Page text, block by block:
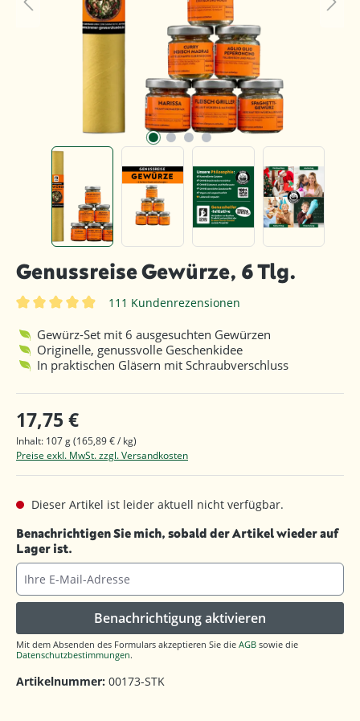
Genussreise Gewürze, 6 Tlg.
111 Kundenrezensionen
Gewürz-Set mit 6 ausgesuchten Gewürzen
Originelle, genussvolle Geschenkidee
In praktischen Gläsern mit Schraubverschluss
17,75 €
Inhalt: 107 g(165,89 € / kg)
Preise exkl. MwSt. zzgl. Versandkosten
Dieser Artikel ist leider aktuell nicht verfügbar.
Benachrichtigen Sie mich, sobald der Artikel wieder auf
Lager ist.
Ihre E-Mail-Adresse
Benachrichtigung aktivieren
Mit dem Absenden des Formulars akzeptieren Sie die AGB sowie die
Datenschutzbestimmungen.
Artikelnummer: 00173-STK